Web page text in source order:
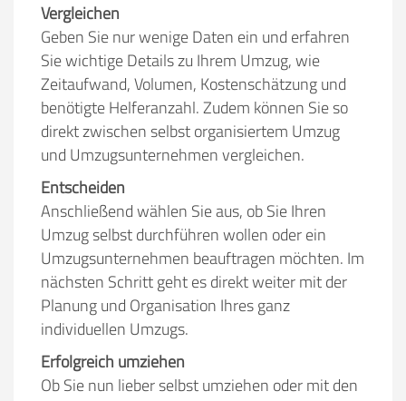
Vergleichen
Geben Sie nur wenige Daten ein und erfahren
Sie wichtige Details zu Ihrem Umzug, wie
Zeitaufwand, Volumen, Kostenschätzung und
benötigte Helferanzahl. Zudem können Sie so
direkt zwischen selbst organisiertem Umzug
und Umzugsunternehmen vergleichen.
Entscheiden
Anschließend wählen Sie aus, ob Sie Ihren
Umzug selbst durchführen wollen oder ein
Umzugsunternehmen beauftragen möchten. Im
nächsten Schritt geht es direkt weiter mit der
Planung und Organisation Ihres ganz
individuellen Umzugs.
Erfolgreich umziehen
Ob Sie nun lieber selbst umziehen oder mit den